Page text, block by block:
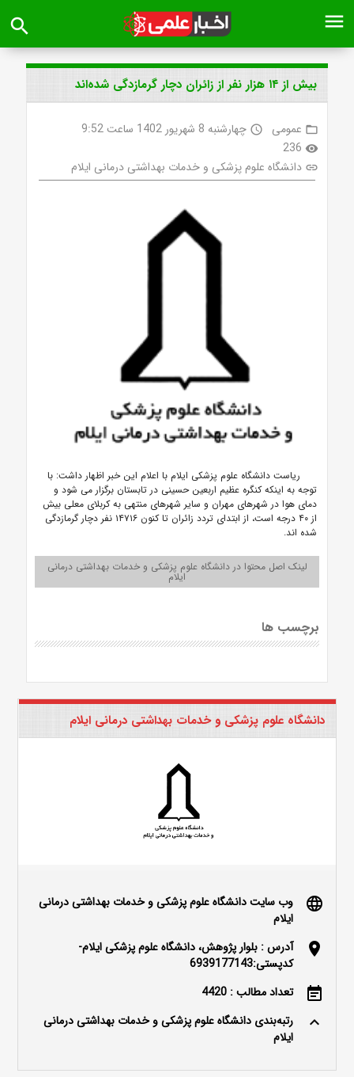
menu
search
بیش از ۱۴ هزار نفر از زائران دچار گرمازدگی شده‌اند
folder_open عمومی access_time چهارشنبه 8 شهریور 1402 ساعت 9:52
visibility
236
link دانشگاه علوم پزشکی و خدمات بهداشتی درمانی ایلام
ریاست دانشگاه علوم پزشکی ایلام با اعلام این خبر اظهار داشت: با
توجه به اینکه کنگره عظیم اربعین حسینی در تابستان برگزار می شود و
دمای هوا در شهرهای مهران و سایر شهرهای منتهی به کربلای معلی بیش
از ۴۰ درجه است، از ابتدای تردد زائران تا کنون ۱۴۷۱۶ نفر دچار گرمازدگی
شده اند.
لینک اصل محتوا در دانشگاه علوم پزشکی و خدمات بهداشتی درمانی
ایلام
برچسب ها
دانشگاه علوم پزشکی و خدمات بهداشتی درمانی ایلام
language
وب سایت دانشگاه علوم پزشکی و خدمات بهداشتی درمانی
ایلام
location_on
آدرس : بلوار پژوهش، دانشگاه علوم پزشکی ایلام-
کدپستی:6939177143
event_note تعداد مطالب : 4420
keyboard_arrow_up
رتبه‌بندی دانشگاه علوم پزشکی و خدمات بهداشتی درمانی
ایلام